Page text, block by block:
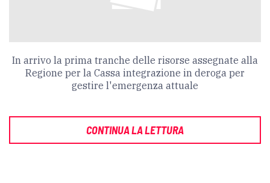
In arrivo la prima tranche delle risorse assegnate alla
Regione per la Cassa integrazione in deroga per
gestire l'emergenza attuale
CONTINUA LA LETTURA